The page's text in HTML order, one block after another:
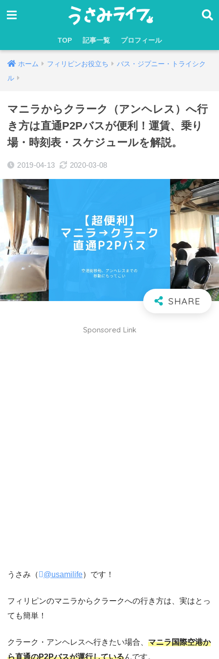
TOP 記事一覧 プロフィール
ホーム フィリピンお役立ち
バス・ジプニー・トライシク
ル
マニラからクラーク（アンヘレス）へ行
き方は直通P2Pバスが便利！運賃、乗り
場・時刻表・スケジュールを解説。
2019-04-13 2020-03-08
Sponsored Link
うさみ（ @usamilife）です！
フィリピンのマニラからクラークへの行き方は、実はとっ
ても簡単！
クラーク・アンヘレスへ行きたい場合、 マニラ国際空港か
ら直通のP2Pバスが運行しているんです。